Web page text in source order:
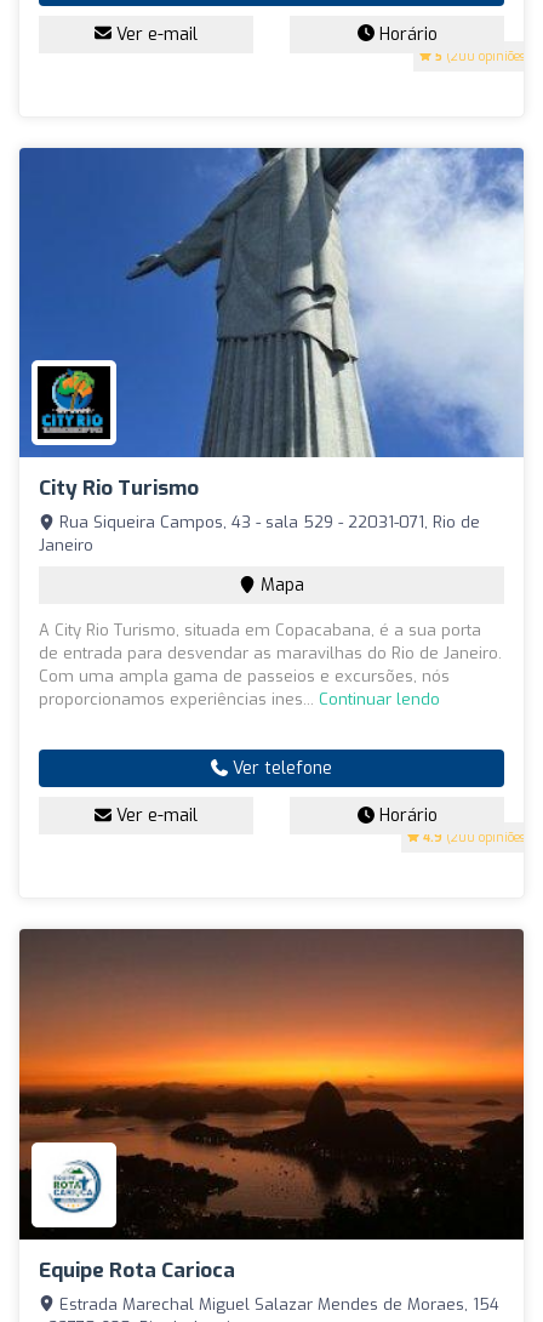
5 (200 opiniões)
Ver e-mail Horário
City Rio Turismo
4.9 (200 opiniões)
Rua Siqueira Campos, 43 - sala 529 - 22031-071, Rio de
Janeiro
Mapa
A City Rio Turismo, situada em Copacabana, é a sua porta
de entrada para desvendar as maravilhas do Rio de Janeiro.
Com uma ampla gama de passeios e excursões, nós
proporcionamos experiências ines... Continuar lendo
Ver telefone
Ver e-mail Horário
Equipe Rota Carioca
Estrada Marechal Miguel Salazar Mendes de Moraes, 154